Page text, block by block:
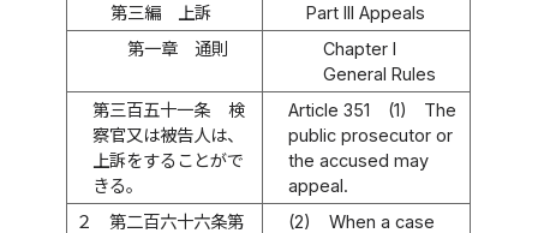
第三編 上訴
Part III Appeals
第一章 通則
Chapter I
General Rules
第三百五十一条
検
察官又は被告人は、
上訴をすることがで
きる。
Article 351 (1)
The
public prosecutor or
the accused may
appeal.
２
第二百六十六条第
(2)
When a case